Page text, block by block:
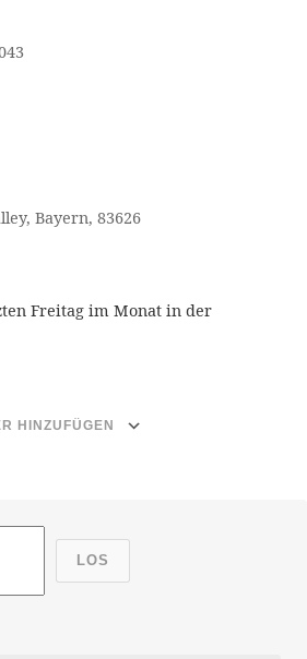
Bayern, 83626
Freitag im Monat in der
HINZUFÜGEN
LOS